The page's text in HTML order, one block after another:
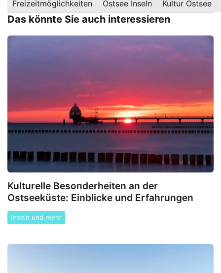
Freizeitmöglichkeiten Ostsee Inseln Kultur Ostsee
Das könnte Sie auch interessieren
Kulturelle Besonderheiten an der
Ostseeküste: Einblicke und Erfahrungen
Inseln und mehr